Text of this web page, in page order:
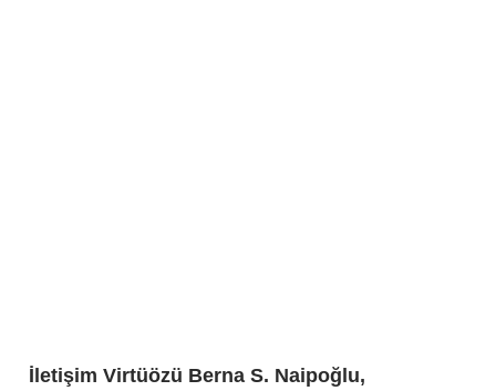
İletişim Virtüözü Berna S. Naipoğlu,